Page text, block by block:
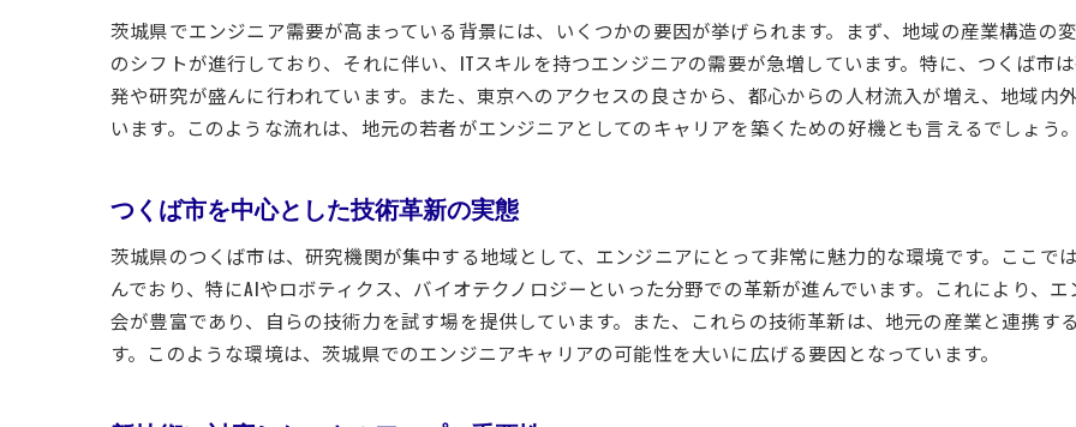
茨城県でエンジニア需要が高まっている背景には、いくつかの要因が挙げられます。まず、地域の産業構造の
のシフトが進行しており、それに伴い、ITスキルを持つエンジニアの需要が急増しています。特に、つくば市
発や研究が盛んに行われています。また、東京へのアクセスの良さから、都心からの人材流入が増え、地域内
います。このような流れは、地元の若者がエンジニアとしてのキャリアを築くための好機とも言えるでしょう
つくば市を中心とした技術革新の実態
茨城県のつくば市は、研究機関が集中する地域として、エンジニアにとって非常に魅力的な環境です。ここで
んでおり、特にAIやロボティクス、バイオテクノロジーといった分野での革新が進んでいます。これにより、
会が豊富であり、自らの技術力を試す場を提供しています。また、これらの技術革新は、地元の産業と連携す
す。このような環境は、茨城県でのエンジニアキャリアの可能性を大いに広げる要因となっています。